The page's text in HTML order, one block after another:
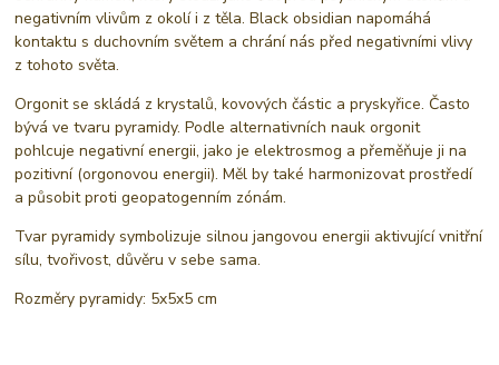
negativním vlivům z okolí i z těla. Black obsidian napomáhá
kontaktu s duchovním světem a chrání nás před negativními vlivy
z tohoto světa.
Orgonit se skládá z krystalů, kovových částic a pryskyřice. Často
bývá ve tvaru pyramidy. Podle alternativních nauk orgonit
pohlcuje negativní energii, jako je elektrosmog a přeměňuje ji na
pozitivní (orgonovou energii). Měl by také harmonizovat prostředí
a působit proti geopatogenním zónám.
Tvar pyramidy symbolizuje silnou jangovou energii aktivující vnitřní
sílu, tvořivost, důvěru v sebe sama.
Rozměry pyramidy: 5x5x5 cm